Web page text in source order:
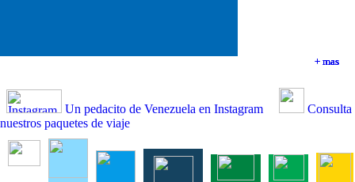
+ mas
+ mas
+ mas
+ mas
Un pedacito de Venezuela en Instagram
Consulta
nuestros paquetes de viaje